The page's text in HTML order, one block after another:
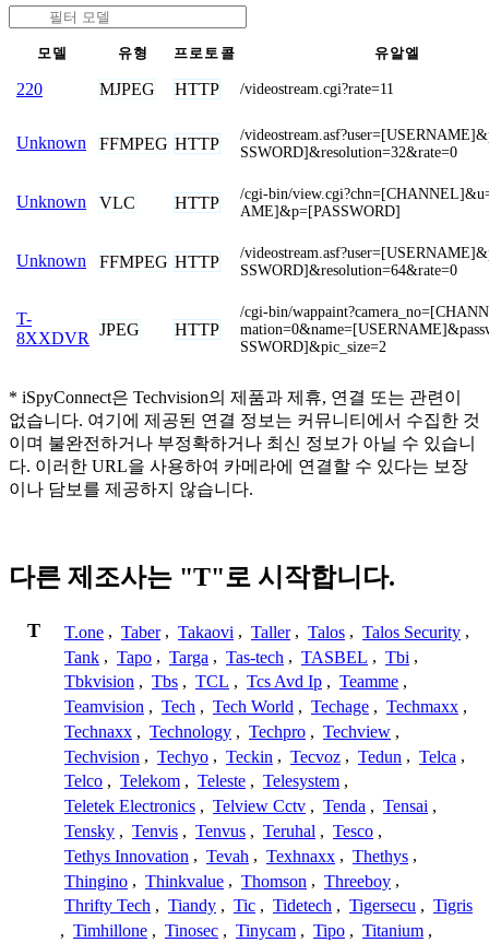
모델 유형 프로토콜 유알엘
220 MJPEG HTTP /videostream.cgi?rate=11
Unknown FFMPEG HTTP
/
SSWORD]&resolution=32&rate=0
Unknown VLC HTTP
/cgi-bin/
AME]&p=[PASSWORD]
Unknown FFMPEG HTTP
/
SSWORD]&resolution=64&rate=0
T-
8XXDVR
JPEG HTTP
/cgi-bin/
SSWORD]&pic_size=2
* iSpyConnect은 Techvision의 제품과 제휴, 연결 또는 관련이
없습니다. 여기에 제공된 연결 정보는 커뮤니티에서 수집한 것
이며 불완전하거나 부정확하거나 최신 정보가 아닐 수 있습니
다. 이러한 URL을 사용하여 카메라에 연결할 수 있다는 보장
이나 담보를 제공하지 않습니다.
다른 제조사는 "T"로 시작합니다.
T T.one , Taber , Takaovi , Taller , Talos , Talos Security ,
Tank , Tapo , Targa , Tas-tech , TASBEL , Tbi ,
Tbkvision , Tbs , TCL , Tcs Avd Ip , Teamme ,
Teamvision , Tech , Tech World , Techage , Techmaxx ,
Technaxx , Technology , Techpro , Techview ,
Techvision , Techyo , Teckin , Tecvoz , Tedun , Telca ,
Telco , Telekom , Teleste , Telesystem ,
Teletek Electronics , Telview Cctv , Tenda , Tensai ,
Tensky , Tenvis , Tenvus , Teruhal , Tesco ,
Tethys Innovation , Tevah , Texhnaxx , Thethys ,
Thingino , Thinkvalue , Thomson , Threeboy ,
Thrifty Tech , Tiandy , Tic , Tidetech , Tigersecu , Tigris
, Timhillone , Tinosec , Tinycam , Tipo , Titanium ,